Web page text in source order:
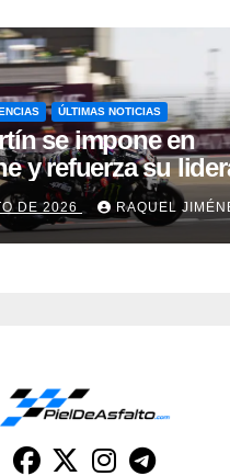
ÚLTIMAS NOTICIAS
se impone en
y refuerza su
y Ogura
DE 2026 RAQUEL